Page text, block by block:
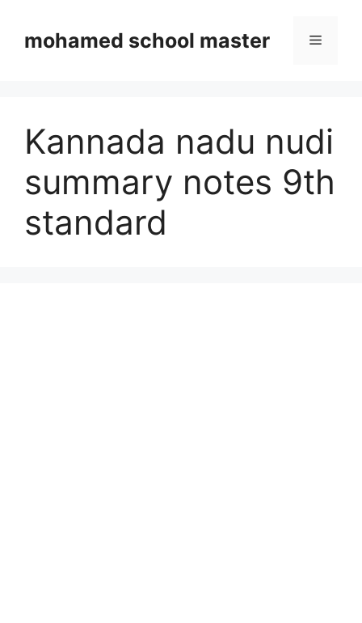
contentmohamed school master Menu
Kannada nadu nudi
summary notes 9th
standard